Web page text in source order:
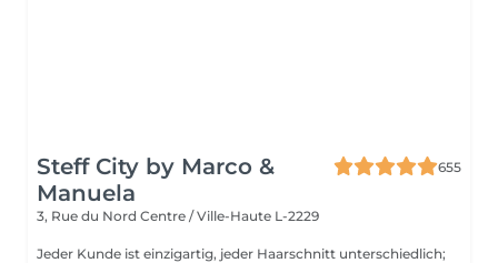
Steff City by Marco &
Manuela
655
3, Rue du Nord Centre / Ville-Haute L-2229
Jeder Kunde ist einzigartig, jeder Haarschnitt unterschiedlich;